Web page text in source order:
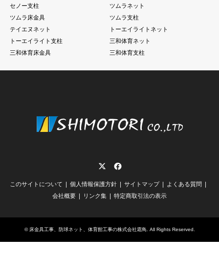
セノー支柱
ツムラネット
ツムラ床金具
ツムラ支柱
テイエヌネット
トーエイライトネット
トーエイライト支柱
三和体育ネット
三和体育床金具
三和体育支柱
このサイトについて 個人情報保護方針 サイトマップ
よくある質問
会社概要
リンク集 特定商取引法の表示
© 床金具工事、防球ネット、体育館工事の株式会社霜鳥. All Rights Reserved.